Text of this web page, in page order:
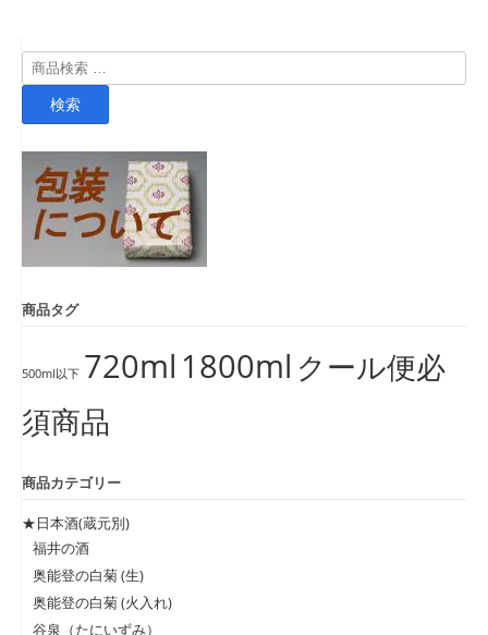
検
索
検索
商品タグ
500ml以下 720ml 1800ml クール便必
須商品
商品カテゴリー
★日本酒(蔵元別)
福井の酒
奥能登の白菊 (生)
奥能登の白菊 (火入れ)
谷泉（たにいずみ）